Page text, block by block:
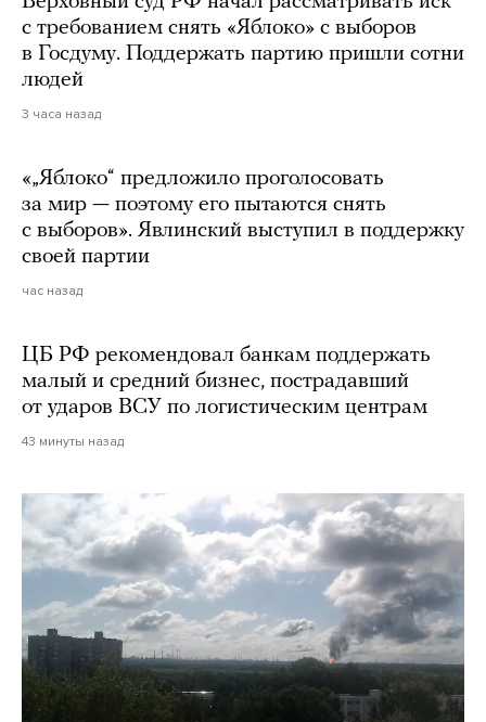
с требованием снять «Яблоко» с выборов
в Госдуму. Поддержать партию пришли сотни
людей
3 часа назад
«„Яблоко“ предложило проголосовать
за мир — поэтому его пытаются снять
с выборов». Явлинский выступил в поддержку
своей партии
час назад
ЦБ РФ рекомендовал банкам поддержать
малый и средний бизнес, пострадавший
от ударов ВСУ по логистическим центрам
43 минуты назад